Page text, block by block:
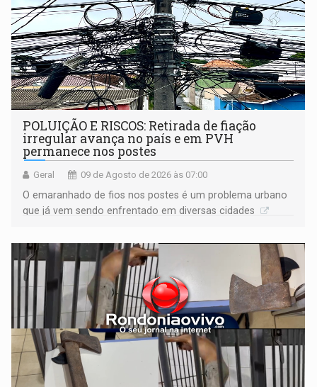
POLUIÇÃO E RISCOS: Retirada de fiação
irregular avança no país e em PVH
permanece nos postes
Geral 09 de Agosto de 2026 às 07:00
O emaranhado de fios nos postes é um problema urbano
que já vem sendo enfrentado em diversas cidades